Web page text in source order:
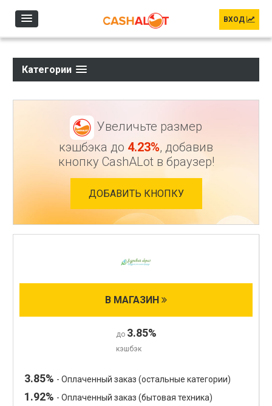
ВХОД
Категории
Увеличьте размер
кэшбэка до 4.23%, добавив
кнопку CashALot в браузер!
ДОБАВИТЬ КНОПКУ
В МАГАЗИН
до 3.85%
кэшбэк
3.85% - Оплаченный заказ (остальные категории)
1.92% - Оплаченный заказ (бытовая техника)